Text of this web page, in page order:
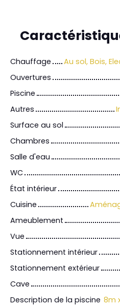
Chauffage
Au sol, Bois,
Ouvertures
Piscine
Autres
Surface au sol
Chambres
Salle d'eau
WC
État intérieur
Cuisine
Ameublement
Vue
Stationnement intérieur
Stationnement extérieur
Cave
Description de la piscine